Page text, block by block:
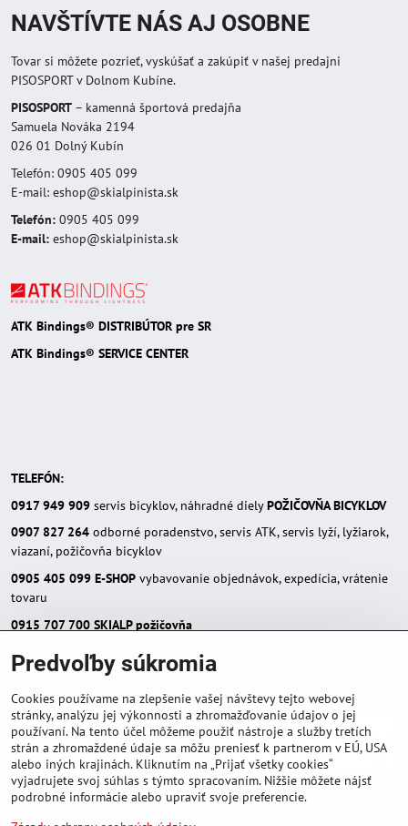
NAVŠTÍVTE NÁS AJ OSOBNE
Tovar si môžete pozrieť, vyskúšať a zakúpiť v našej predajni
PISOSPORT v Dolnom Kubíne.
PISOSPORT – kamenná športová predajňa
Samuela Nováka 2194
026 01 Dolný Kubín
Telefón: 0905 405 099
E-mail: eshop@skialpinista.sk
Telefón: 0905 405 099
E-mail: eshop@skialpinista.sk
ATK Bindings® DISTRIBÚTOR pre SR
ATK Bindings® SERVICE CENTER
TELEFÓN:
0917 949 909 servis bicyklov, náhradné dielyPOŽIČOVŇA BICYKLOV
0907 827 264 odborné poradenstvo, servis ATK, servis lyží, lyžiarok,
viazaní, požičovňa bicyklov
0905 405 099 E-SHOP vybavovanie objednávok, expedícia, vrátenie
tovaru
0915 707 700 SKIALP požičovňa
E-MAIL:
eshop(zavináč)skialpinista.sk
pisosport(zavináč)pisosport.sk
Predvoľby súkromia
Cookies používame na zlepšenie vašej návštevy tejto webovej
stránky, analýzu jej výkonnosti a zhromažďovanie údajov o jej
používaní. Na tento účel môžeme použiť nástroje a služby tretích
strán a zhromaždené údaje sa môžu preniesť k partnerom v EÚ, USA
alebo iných krajinách. Kliknutím na „Prijať všetky cookies“
vyjadrujete svoj súhlas s týmto spracovaním. Nižšie môžete nájsť
podrobné informácie alebo upraviť svoje preferencie.